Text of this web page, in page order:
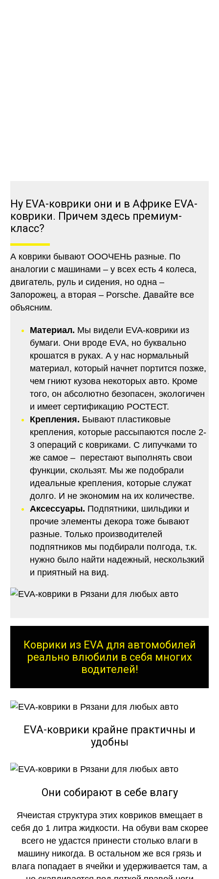
Ну EVA-коврики они и в Африке EVA-
коврики. Причем здесь премиум-
класс?
А коврики бывают ОООЧЕНЬ разные. По
аналогии с машинами – у всех есть 4 колеса,
двигатель, руль и сидения, но одна –
Запорожец, а вторая – Porsche. Давайте все
объясним.
Материал. Мы видели EVA-коврики из
бумаги. Они вроде EVA, но буквально
крошатся в руках. А у нас нормальный
материал, который начнет портится позже,
чем гниют кузова некоторых авто. Кроме
того, он абсолютно безопасен, экологичен
и имеет сертификацию РОСТЕСТ.
Крепления. Бывают пластиковые
крепления, которые рассыпаются после 2-
3 операций с ковриками. С липучками то
же самое – перестают выполнять свои
функции, скользят. Мы же подобрали
идеальные крепления, которые служат
долго. И не экономим на их количестве.
Аксессуары. Подпятники, шильдики и
прочие элементы декора тоже бывают
разные. Только производителей
подпятников мы подбирали полгода, т.к.
нужно было найти надежный, нескользкий
и приятный на вид.
Коврики из EVA для автомобилей
реально влюбили в себя многих
водителей!
EVA-коврики крайне практичны и
удобны
Они собирают в себе влагу
Ячеистая структура этих ковриков вмещает в
себя до 1 литра жидкости. На обуви вам скорее
всего не удастся принести столько влаги в
машину никогда. В остальном же вся грязь и
влага попадает в ячейки и удерживается там, а